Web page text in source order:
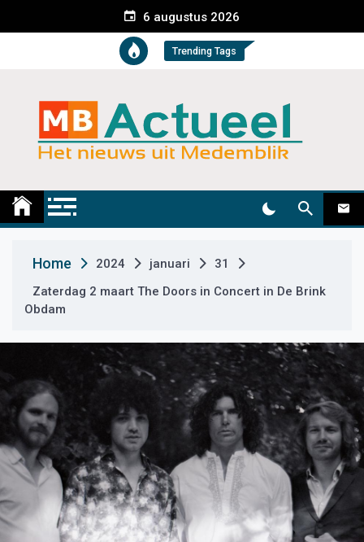
e
t
6 augustus 2026
Trending Tags
Medemblik Actueel
Home 2024 januari
31
Zaterdag 2 maart The Doors in Concert in De Brink
Obdam